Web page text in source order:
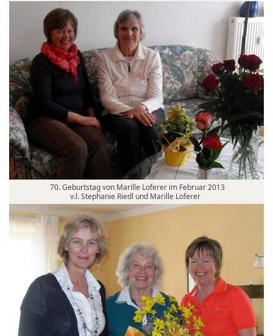
70. Geburtstag von Marille Loferer im Februar 2013
v.l. Stephanie Riedl und Marille Loferer